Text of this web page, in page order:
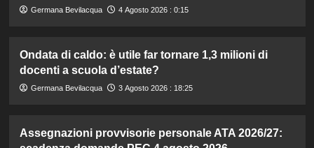
Germana Bevilacqua 4 Agosto 2026 : 0:15
Ondata di caldo: è utile far tornare 1,3 milioni di
docenti a scuola d’estate?
Germana Bevilacqua 3 Agosto 2026 : 18:25
Assegnazioni provvisorie personale ATA 2026/27: